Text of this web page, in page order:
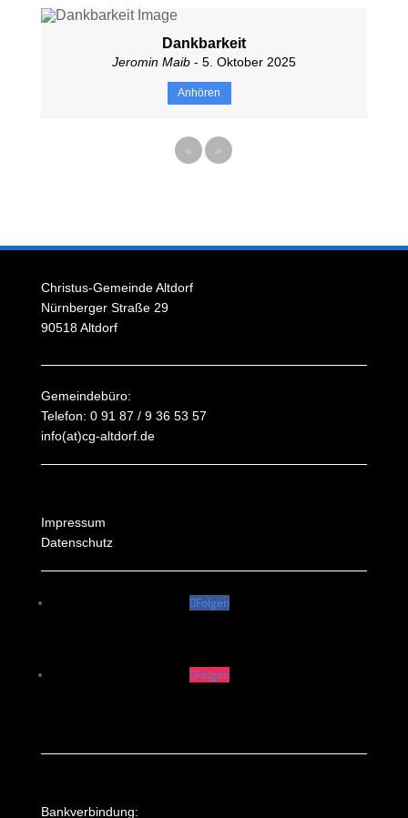
Dankbarkeit
Jeromin Maib- 5. Oktober 2025
Anhören
« »
Christus-Gemeinde Altdorf
Nürnberger Straße 29
90518 Altdorf
Gemeindebüro:
Telefon: 0 91 87 / 9 36 53 57
info(at)cg-altdorf.de
Impressum
Datenschutz
Folgen
Folgen
Bankverbindung: